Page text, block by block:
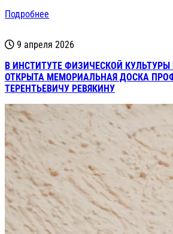
Подробнее
9 апреля 2026
В ИНСТИТУТЕ ФИЗИЧЕСКОЙ КУЛЬТУРЫ
ОТКРЫТА МЕМОРИАЛЬНАЯ ДОСКА
ТЕРЕНТЬЕВИЧУ РЕВЯКИНУ